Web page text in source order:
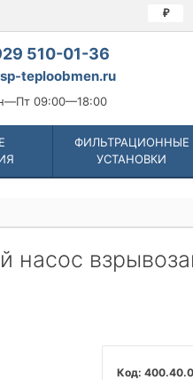
₽
510-01-36
teploobmen.ru
09:00—18:00
ФИЛЬТРАЦИОННЫЕ
УСТАНОВКИ